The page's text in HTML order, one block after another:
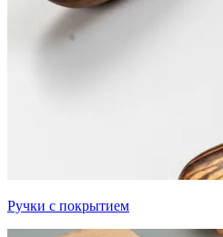
Ручки с покрытием